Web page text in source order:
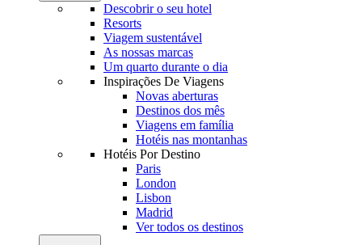
Descobrir o seu hotel
Resorts
Viagem sustentável
As nossas marcas
Um quarto durante o dia
Inspirações De Viagens
Novas aberturas
Destinos dos mês
Viagens em família
Hotéis nas montanhas
Hotéis Por Destino
Paris
London
Lisbon
Madrid
Ver todos os destinos